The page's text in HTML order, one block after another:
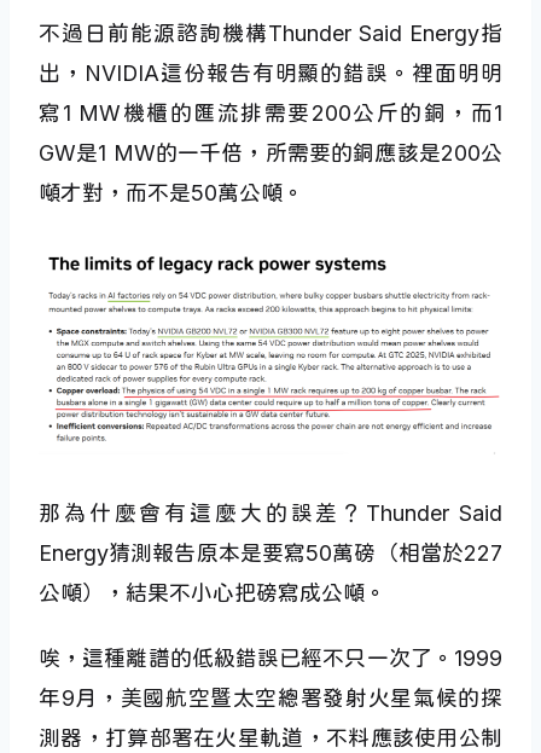
不過日前能源諮詢機構Thunder Said Energy指
出，NVIDIA這份報告有明顯的錯誤。裡面明明
寫1 MW機櫃的匯流排需要200公斤的銅，而1
GW是1 MW的一千倍，所需要的銅應該是200公
噸才對，而不是50萬公噸。
那為什麼會有這麼大的誤差？Thunder Said
Energy猜測報告原本是要寫50萬磅（相當於227
公噸），結果不小心把磅寫成公噸。
唉，這種離譜的低級錯誤已經不只一次了。1999
年9月，美國航空暨太空總署發射火星氣候的探
測器，打算部署在火星軌道，不料應該使用公制